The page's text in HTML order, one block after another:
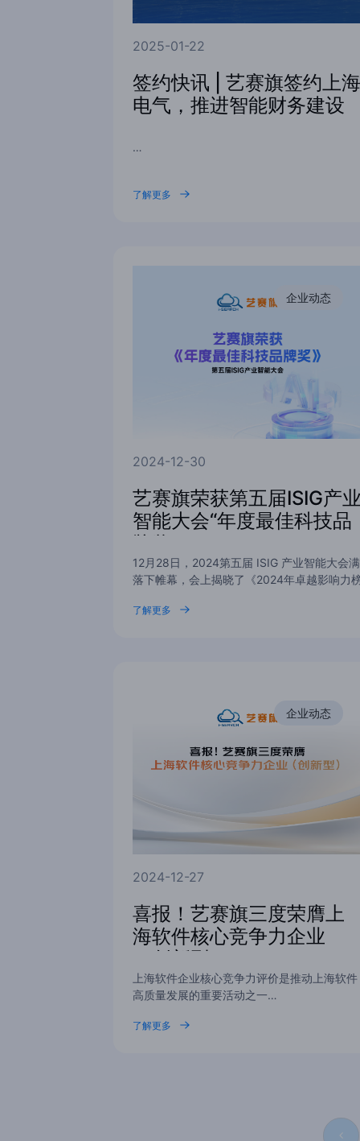
2025-01-22
签约快讯 | 艺赛旗签约上海
电气，推进智能财务建设
…
了解更多
2024-12-30
企业动态
艺赛旗荣获第五届ISIG产
智能大会“年度最佳科技品
牌奖”
12月28日，2024第五届 ISIG 产业智能大会满
落下帷幕，会上揭晓了《2024年卓越影响力
了解更多
2024-12-27
企业动态
喜报！艺赛旗三度荣膺上
海软件核心竞争力企业
（创新型）
上海软件企业核心竞争力评价是推动上海软件
高质量发展的重要活动之一…
了解更多